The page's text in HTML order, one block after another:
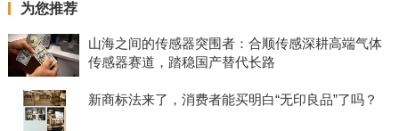
为您推荐
山海之间的传感器突围者：合顺传感深耕高端气体
传感器赛道，踏稳国产替代长路
新商标法来了，消费者能买明白“无印良品”了吗？